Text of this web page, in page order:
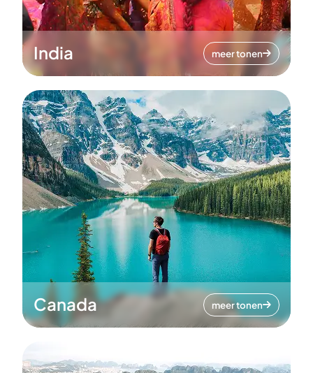
India meer tonen
Canada meer tonen